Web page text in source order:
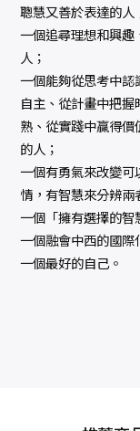
聰慧又善於表達的人
一個追尋理想和興
人；
一個能夠從思考中
自主、從計畫中把
熟、從實踐中贏得
的人；
一個有勇氣來改變
情，有智慧來分辨兩
一個「擁有選擇的智
一個融會中西的國際
一個最好的自己。